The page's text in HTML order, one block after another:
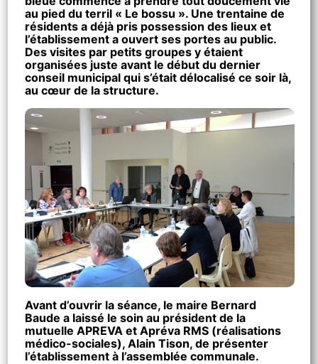
au pied du terril « Le bossu ». Une trentaine de
résidents a déjà pris possession des lieux et
l’établissement a ouvert ses portes au public.
Des visites par petits groupes y étaient
organisées juste avant le début du dernier
conseil municipal qui s’était délocalisé ce soir là,
au cœur de la structure.
Avant d’ouvrir la séance, le maire Bernard
Baude a laissé le soin au président de la
mutuelle APREVA et Apréva RMS (réalisations
médico-sociales), Alain Tison, de présenter
l’établissement à l’assemblée communale.